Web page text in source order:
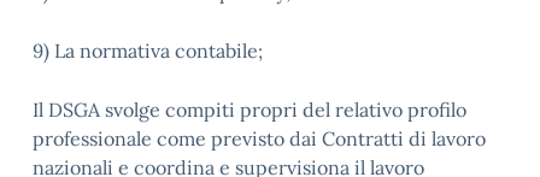
9) La normativa contabile;
Il DSGA svolge compiti propri del relativo profilo
professionale come previsto dai Contratti di lavoro
nazionali e coordina e supervisiona il lavoro